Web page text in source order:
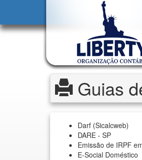
Guias
Darf (Sicalcweb)
DARE - SP
Emissão de IRPF
E-Social Doméstico